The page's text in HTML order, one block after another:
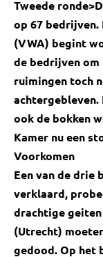
Tweede ronde
op 67
(VWA) begint
de bedrijven om
ruimingen toch
achtergebleven.
ook de bokken
Kamer nu een
Voorkomen
Een van de drie
verklaard,
drachtige geiten
(Utrecht)
gedood. Op het